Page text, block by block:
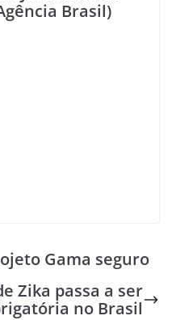
Brasil)
Gama seguro
Zika passa a ser
no Brasil